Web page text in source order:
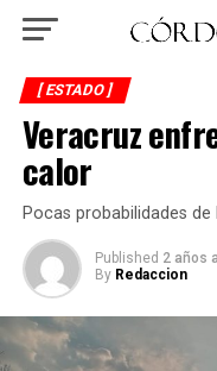
[ ESTADO ]
Veracruz
calor
Pocas probabilidades de
Published 2 años
By Redaccion